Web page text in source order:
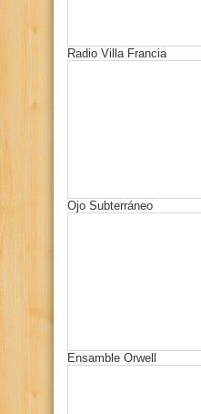
Radio Villa Francia
Ojo Subterráneo
Ensamble Orwell